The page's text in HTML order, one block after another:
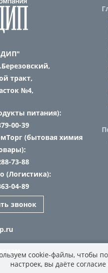
тракт,
№4,
питания):
00-39
(бытовая химия
73-88
(Логистика):
04-89
звонок
cookie-файлы, чтобы
настроек, вы даёте